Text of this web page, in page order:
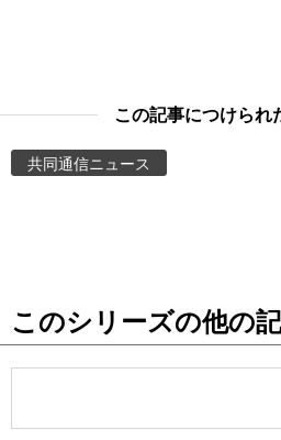
スポーツ・東京2020
Images
この記事につけられ
共同通信ニュース
このシリーズの他の